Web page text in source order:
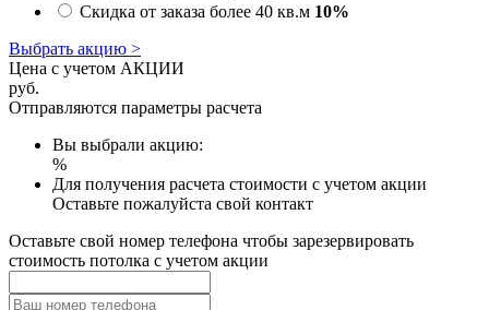
Скидка от заказа более 40 кв.м 10%
Выбрать акцию >
Цена с учетом АКЦИИ
руб.
Отправляются параметры расчета
Вы выбрали акцию:
%
Для получения расчета стоимости с учетом акции
Оставьте пожалуйста свой контакт
Оставьте свой номер телефона чтобы зарезервировать
стоимость потолка с учетом акции